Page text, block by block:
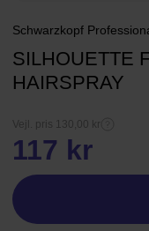
Schwarzkopf
SILHOUETTE
HAIRSPRAY
Vejl. pris 130,00 kr
117 kr